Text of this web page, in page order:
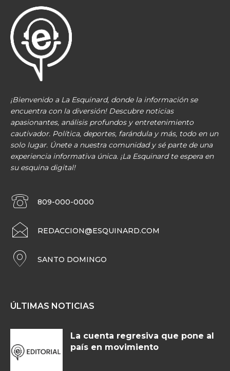
¡Bienvenido a La Esquinard, donde la información se
encuentra con la diversión! Descubre noticias
apasionantes, análisis profundos y entretenimiento
cautivador. Política, deportes, farándula y más, todo en un
solo lugar. Únete a nuestra comunidad y sé parte de una
experiencia informativa única. ¡La Esquinard te espera en
su esquina digital!
809-000-0000
REDACCION@ESQUINARD.COM
SANTO DOMINGO
ÚLTIMAS NOTICIAS
La cuenta regresiva que pone al
país en movimiento